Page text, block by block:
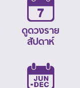
ดูดวงราย
สัปดาห์